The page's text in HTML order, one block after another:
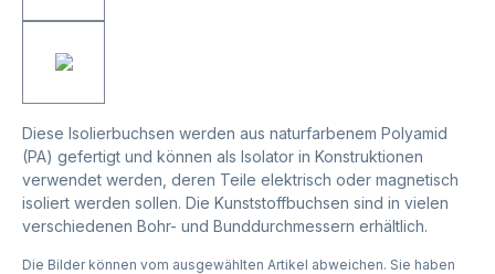
Diese Isolierbuchsen werden aus naturfarbenem Polyamid
(PA) gefertigt und können als Isolator in Konstruktionen
verwendet werden, deren Teile elektrisch oder magnetisch
isoliert werden sollen. Die Kunststoffbuchsen sind in vielen
verschiedenen Bohr- und Bunddurchmessern erhältlich.
Die Bilder können vom ausgewählten Artikel abweichen. Sie haben